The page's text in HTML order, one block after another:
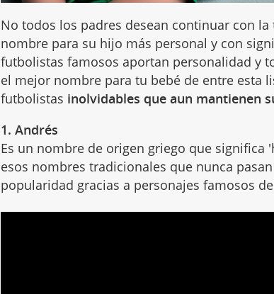
No todos los padres desean continuar con
nombre para su hijo más personal y con
futbolistas famosos aportan personalidad y
el mejor nombre para tu bebé de entre esta
futbolistas inolvidables que aun mantienen
1. Andrés
Es un nombre de origen griego que significa
esos nombres tradicionales que nunca
popularidad gracias a personajes famosos